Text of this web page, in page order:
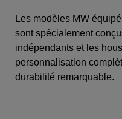
Les modèles MW
sont spécialement
indépendants et les
personnalisation
durabilité remarquable.